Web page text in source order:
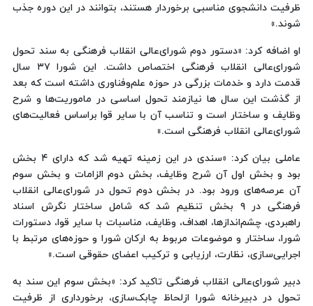
ظرفیت دانشجوی مناسبی برخوردار هستند، بتوانند در این دوره جذب
شوند.»
او اضافه کرد: «دستور دوم شورای‌عالی انقلاب فرهنگی به سند تحول
شورای‌عالی انقلاب فرهنگی اختصاص داشت. این شورا ۳۷ سال
قدمت دارد و خدمات بزرگی در حوزه علم‌وفناوری داشته است که بعد
از گذشت این سال ها نیازمند تحول اساسی در ماموریت‌ها و شرح
وظایف و ساختار است و تناسب آن با سایر قوا براساس فعالیت‌های
شورای‌عالی انقلاب فرهنگی است.»
عاملی بیان کرد: «سندی در این زمینه تهیه شد که دارای ۴ بخش
بود و بخش اول آن شرح وظایف، بخش دوم الزامات و بخش سوم
آن عرصه‌های ورود بود. در بخش دوم تحول در شورای‌عالی انقلاب
فرهنگی در ۹ بخش تنظیم شد که شامل ساختار نگرش اسناد
راهبردی، چشم‌اندازها، اهداف، وظایف، مناسبات با سایر قوا، دستورات
شورا، ساختار و موضوعات مربوط به ارکان شورا و حوزه‌های مرتبط با
اجرایی‌سازی، نظارت، ارزیابی و ترکیب اعضای حقوقی است.»
دبیر شورای‌عالی انقلاب فرهنگی تاکید کرد: «بخش سوم این سند به
تحول در دبیرخانه شورا ازلحاظ چابک‌سازی، برخورداری از ظرفیت